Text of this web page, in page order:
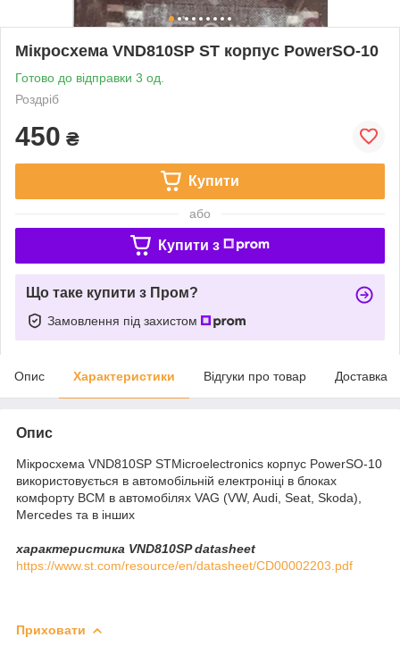
Мікросхема VND810SP ST корпус PowerSO-10
Готово до відправки 3 од.
Роздріб
450 ₴
Купити
або
Купити з
Що таке купити з Пром?
Замовлення під захистом
Опис Характеристики Відгуки про товар Доставка
Опис
Мікросхема VND810SP STMicroelectronics корпус PowerSO-10
використовується в автомобільній електроніці в блоках
комфорту BCM в автомобілях VAG (VW, Audi, Seat, Skoda),
Mercedes та в інших
характеристика VND810SP datasheet
https://www.st.com/resource/en/datasheet/CD00002203.pdf
Приховати